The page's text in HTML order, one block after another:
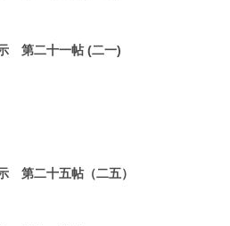
第二十一帖 (二一)
第二十五帖（二五）